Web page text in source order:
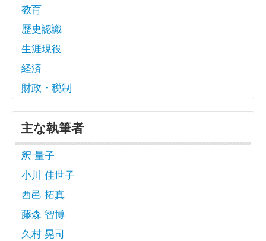
教育
歴史認識
生涯現役
経済
財政・税制
主な執筆者
釈 量子
小川 佳世子
西邑 拓真
藤森 智博
久村 晃司